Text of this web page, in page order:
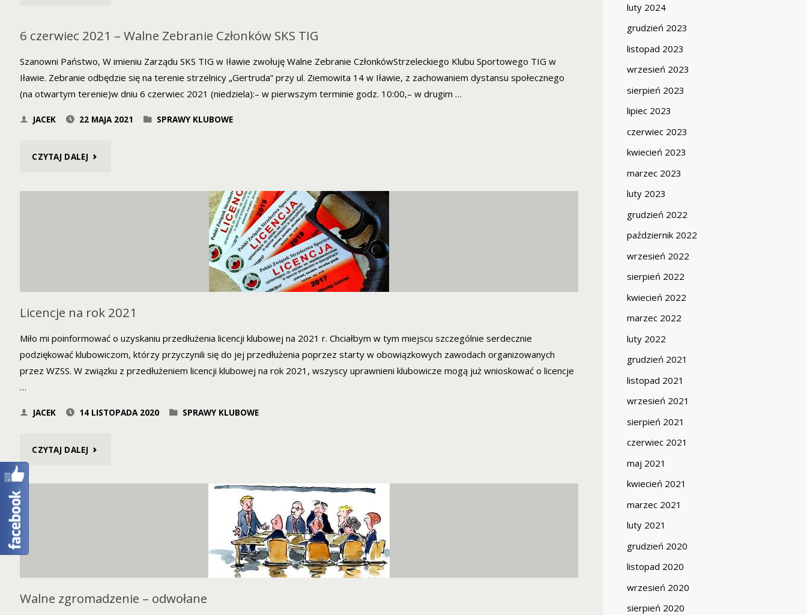
–
SUSZ"
6 czerwiec 2021 – Walne Zebranie Członków SKS TIG
Szanowni Państwo, W imieniu Zarządu SKS TIG w Iławie zwołuję Walne Zebranie CzłonkówStrzeleckiego Klubu Sportowego TIG w
Iławie. Zebranie odbędzie się na terenie strzelnicy „Gertruda” przy ul. Ziemowita 14 w Iławie, z zachowaniem dystansu społecznego
(na otwartym terenie)w dniu 6 czerwiec 2021 (niedziela):– w pierwszym terminie godz. 10:00,– w drugim …
JACEK 22 MAJA 2021 SPRAWY KLUBOWE
CZYTAJ DALEJ"6
CZŁONKÓW
SKS
TIG"
Licencje na rok 2021
Miło mi poinformować o uzyskaniu przedłużenia licencji klubowej na 2021 r. Chciałbym w tym miejscu szczególnie serdecznie
podziękować klubowiczom, którzy przyczynili się do jej przedłużenia poprzez starty w obowiązkowych zawodach organizowanych
przez WZSS. W związku z przedłużeniem licencji klubowej na rok 2021, wszyscy uprawnieni klubowicze mogą już wnioskować o licencje
…
JACEK 14 LISTOPADA 2020 SPRAWY KLUBOWE
CZYTAJ DALEJ"LICENCJE
Walne zgromadzenie – odwołane
luty 2024
grudzień 2023
listopad 2023
wrzesień 2023
sierpień 2023
lipiec 2023
czerwiec 2023
kwiecień 2023
marzec 2023
luty 2023
grudzień 2022
październik 2022
wrzesień 2022
sierpień 2022
kwiecień 2022
marzec 2022
luty 2022
grudzień 2021
listopad 2021
wrzesień 2021
sierpień 2021
czerwiec 2021
maj 2021
kwiecień 2021
marzec 2021
luty 2021
grudzień 2020
listopad 2020
wrzesień 2020
sierpień 2020